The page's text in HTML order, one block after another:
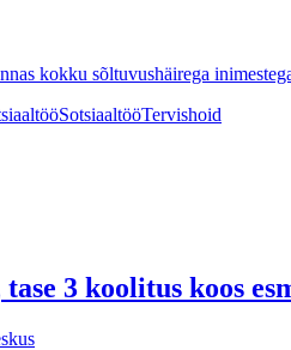
kokku sõltuvushäirega
SotsiaaltööTervishoid
3 koolitus koos